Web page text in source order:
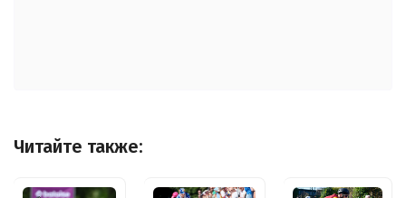
Читайте также: